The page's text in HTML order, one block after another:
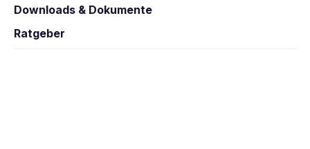
Downloads & Dokumente
Ratgeber